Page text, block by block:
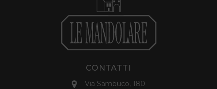
CONTATTI
Via Sambuco, 180